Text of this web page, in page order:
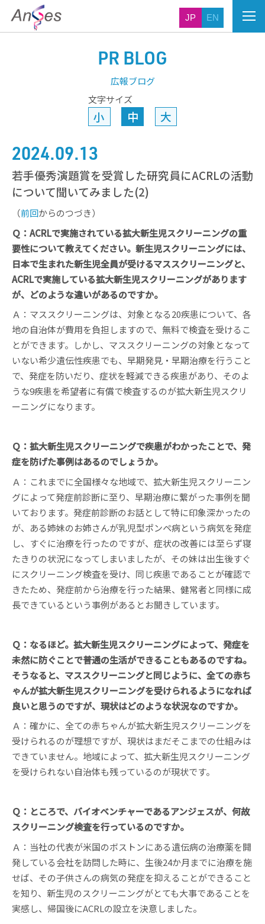
JP EN
PR BLOG
広報ブログ
文字サイズ
小 中 大
2024.09.13
若手優秀演題賞を受賞した研究員にACRLの活動
について聞いてみました(2)
（前回からのつづき）
Ｑ：ACRLで実施されている拡大新生児スクリーニングの重
要性について教えてください。新生児スクリーニングには、
日本で生まれた新生児全員が受けるマススクリーニングと、
ACRLで実施している拡大新生児スクリーニングがあります
が、どのような違いがあるのですか。
Ａ：マススクリーニングは、対象となる20疾患について、各
地の自治体が費用を負担しますので、無料で検査を受けるこ
とができます。しかし、マススクリーニングの対象となって
いない希少遺伝性疾患でも、早期発見・早期治療を行うこと
で、発症を防いだり、症状を軽減できる疾患があり、そのよ
うな9疾患を希望者に有償で検査するのが拡大新生児スクリ
ーニングになります。
Ｑ：拡大新生児スクリーニングで疾患がわかったことで、発
症を防げた事例はあるのでしょうか。
Ａ：これまでに全国様々な地域で、拡大新生児スクリーニン
グによって発症前診断に至り、早期治療に繋がった事例を聞
いております。発症前診断のお話として特に印象深かったの
が、ある姉妹のお姉さんが乳児型ポンペ病という病気を発症
し、すぐに治療を行ったのですが、症状の改善には至らず寝
たきりの状況になってしまいましたが、その妹は出生後すぐ
にスクリーニング検査を受け、同じ疾患であることが確認で
きたため、発症前から治療を行った結果、健常者と同様に成
長できているという事例があるとお聞きしています。
Ｑ：なるほど。拡大新生児スクリーニングによって、発症を
未然に防ぐことで普通の生活ができることもあるのですね。
そうなると、マススクリーニングと同じように、全ての赤ち
ゃんが拡大新生児スクリーニングを受けられるようになれば
良いと思うのですが、現状はどのような状況なのですか。
Ａ：確かに、全ての赤ちゃんが拡大新生児スクリーニングを
受けられるのが理想ですが、現状はまだそこまでの仕組みは
できていません。地域によって、拡大新生児スクリーニング
を受けられない自治体も残っているのが現状です。
Ｑ：ところで、バイオベンチャーであるアンジェスが、何故
スクリーニング検査を行っているのですか。
Ａ：当社の代表が米国のボストンにある遺伝病の治療薬を開
発している会社を訪問した時に、生後24か月までに治療を施
せば、その子供さんの病気の発症を抑えることができること
を知り、新生児のスクリーニングがとても大事であることを
実感し、帰国後にACRLの設立を決意しました。